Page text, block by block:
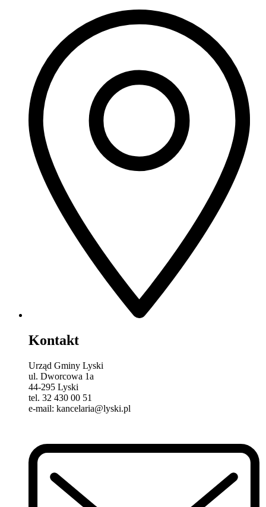
Kontakt
Urząd Gminy Lyski
ul. Dworcowa 1a
44-295 Lyski
tel. 32 430 00 51
e-mail: kancelaria@lyski.pl